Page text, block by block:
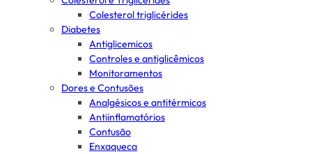
Colesterol triglicérides
Diabetes
Antiglicemicos
Controles e antiglicêmicos
Monitoramentos
Dores e Contusões
Analgésicos e antitérmicos
Antiinflamatórios
Contusão
Enxaqueca